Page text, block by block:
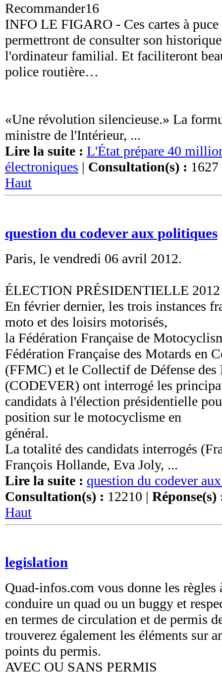
Recommander16
INFO LE FIGARO - Ces cartes à
permettront de consulter son
l'ordinateur familial. Et faciliteront
police routière…
«Une révolution silencieuse.» La
ministre de l'Intérieur, ...
Lire la suite : L'État prépare 40
électroniques | Consultation(s) :
Haut
question du codever aux politiques
Paris, le vendredi 06 avril 2012.
ÉLECTION PRÉSIDENTIELLE 2012
En février dernier, les trois instances
moto et des loisirs motorisés,
la Fédération Française de
Fédération Française des Motards en
(FFMC) et le Collectif de Défense des
(CODEVER) ont interrogé les
candidats à l'élection présidentielle
position sur le motocyclisme en
général.
La totalité des candidats interrogés
François Hollande, Eva Joly, ...
Lire la suite : question du codever
Consultation(s) : 12210 | Réponse(s)
Haut
legislation
Quad-infos.com vous donne les règles
conduire un quad ou un buggy et
en termes de circulation et de permis
trouverez également les éléments sur
points du permis.
AVEC OU SANS PERMIS